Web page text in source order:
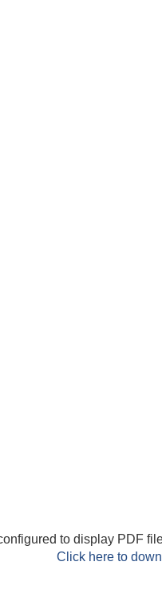
to display PDF
Click here to